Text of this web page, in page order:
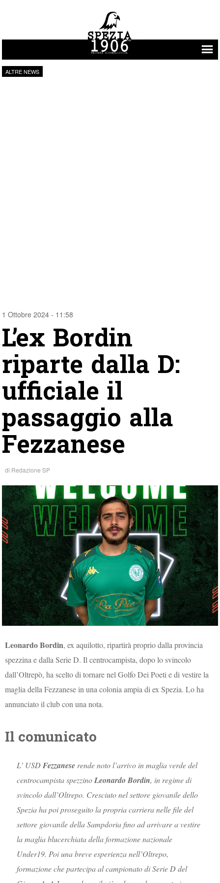
Vai al contenuto
ALTRE NEWS
1 Ottobre 2024 - 11:58
L’ex Bordin
riparte dalla D:
ufficiale il
passaggio alla
Fezzanese
di Redazione SP
Leonardo Bordin, ex aquilotto, ripartirà proprio dalla provincia
spezzina e dalla Serie D. Il centrocampista, dopo lo svincolo
dall’Oltrepò, ha scelto di tornare nel Golfo Dei Poeti e di vestire la
maglia della Fezzanese in una colonia ampia di ex Spezia. Lo ha
annunciato il club con una nota.
Il comunicato
L’ USD Fezzanese rende noto l’arrivo in maglia verde del
centrocampista spezzino Leonardo Bordin, in regime di
svincolo dall’Oltrepo. Cresciuto nel settore giovanile dello
Spezia ha poi proseguito la propria carriera nelle file del
settore giovanile della Sampdoria fino ad arrivare a vestire
la maglia blucerchiata della formazione nazionale
Under19. Poi una breve esperienza nell’Oltrepo,
formazione che partecipa al campionato di Serie D del